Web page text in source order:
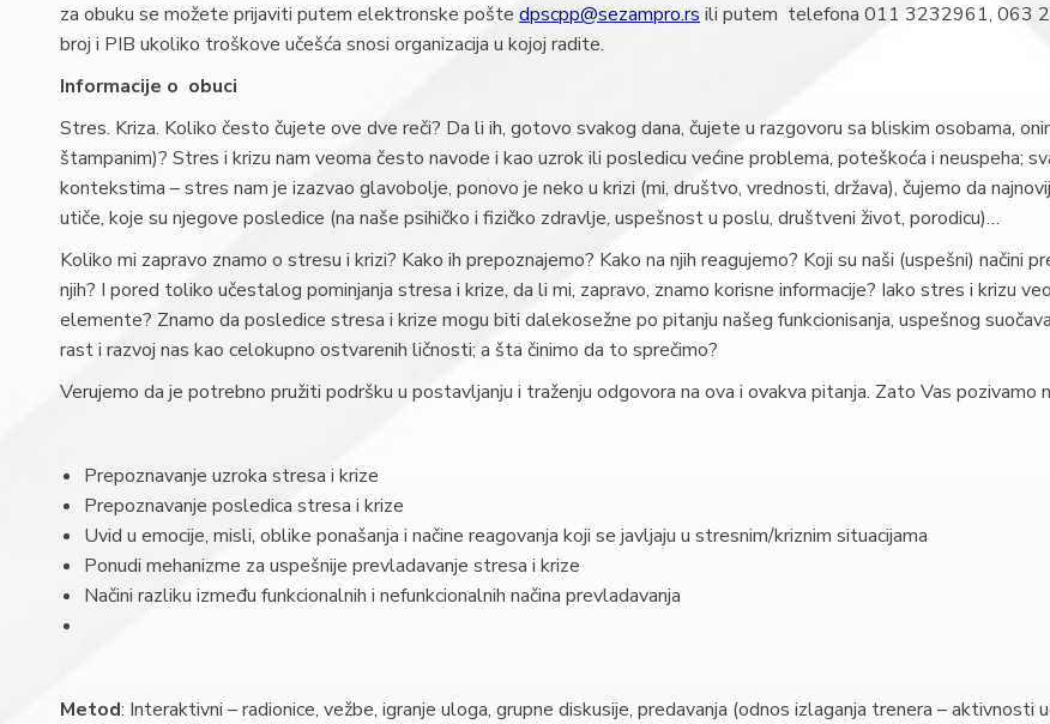
za obuku se možete prijaviti putem elektronske pošte dpscpp@sezampro.rs ili putem telefona 011 3232961, 063
broj i PIB ukoliko troškove učešća snosi organizacija u kojoj radite.
Informacije o obuci
Stres. Kriza. Koliko često čujete ove dve reči? Da li ih, gotovo svakog dana, čujete u razgovoru sa bliskim osobama,
štampanim)? Stres i krizu nam veoma često navode i kao uzrok ili posledicu većine problema, poteškoća i neuspeha;
kontekstima – stres nam je izazvao glavobolje, ponovo je neko u krizi (mi, društvo, vrednosti, država), čujemo da
utiče, koje su njegove posledice (na naše psihičko i fizičko zdravlje, uspešnost u poslu, društveni život, porodicu)…
Koliko mi zapravo znamo o stresu i krizi? Kako ih prepoznajemo? Kako na njih reagujemo? Koji su naši (uspešni) načini
njih? I pored toliko učestalog pominjanja stresa i krize, da li mi, zapravo, znamo korisne informacije? Iako stres i krizu
elemente? Znamo da posledice stresa i krize mogu biti dalekosežne po pitanju našeg funkcionisanja, uspešnog
rast i razvoj nas kao celokupno ostvarenih ličnosti; a šta činimo da to sprečimo?
Verujemo da je potrebno pružiti podršku u postavljanju i traženju odgovora na ova i ovakva pitanja. Zato Vas pozivamo
Prepoznavanje uzroka stresa i krize
Prepoznavanje posledica stresa i krize
Uvid u emocije, misli, oblike ponašanja i načine reagovanja koji se javljaju u stresnim/kriznim situacijama
Ponudi mehanizme za uspešnije prevladavanje stresa i krize
Načini razliku između funkcionalnih i nefunkcionalnih načina prevladavanja
Metod: Interaktivni – radionice, vežbe, igranje uloga, grupne diskusije, predavanja (odnos izlaganja trenera – aktivnosti